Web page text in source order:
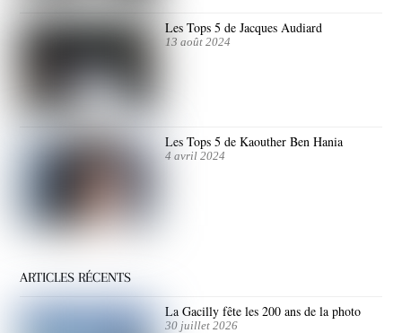
Les Tops 5 de Jacques Audiard
13 août 2024
Les Tops 5 de Kaouther Ben Hania
4 avril 2024
ARTICLES RÉCENTS
La Gacilly fête les 200 ans de la photo
30 juillet 2026